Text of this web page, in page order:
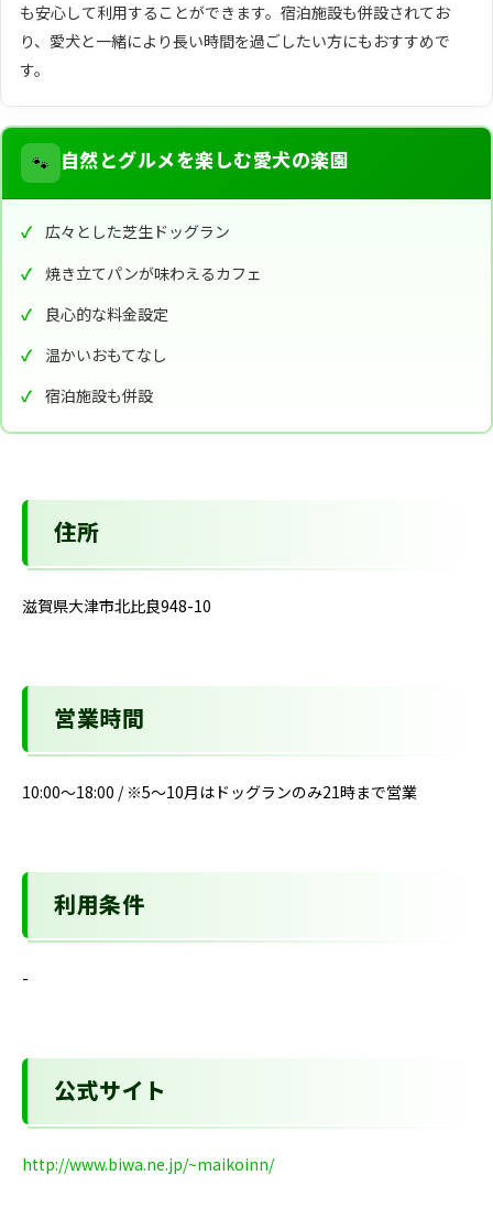
も安心して利用することができます。宿泊施設も併設されてお
り、愛犬と一緒により長い時間を過ごしたい方にもおすすめで
す。
🐾 自然とグルメを楽しむ愛犬の楽園
広々とした芝生ドッグラン
焼き立てパンが味わえるカフェ
良心的な料金設定
温かいおもてなし
宿泊施設も併設
住所
滋賀県大津市北比良948-10
営業時間
10:00～18:00 / ※5～10月はドッグランのみ21時まで営業
利用条件
-
公式サイト
http://www.biwa.ne.jp/~maikoinn/